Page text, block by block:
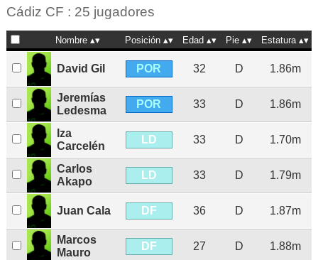
Cádiz CF : 25 jugadores
Nombre Posición Edad Pie Estatura
David Gil POR 32 D 1.86m
Jeremías
Ledesma
POR 33 D 1.86m
Iza
Carcelén
LD 33 D 1.70m
Carlos
Akapo
LD 33 D 1.79m
Juan Cala DF 36 D 1.87m
Marcos
Mauro
DF 27 D 1.88m